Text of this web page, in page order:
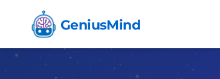
GeniusMind